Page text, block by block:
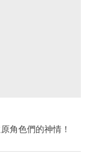
角色們的神情！